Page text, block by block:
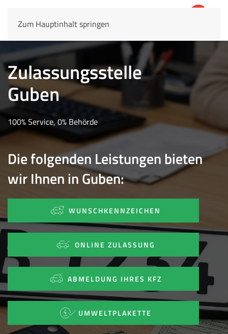
Zum Hauptinhalt springen
Zulassungsstelle
Guben
100% Service, 0% Behörde
Die folgenden Leistungen bieten
wir Ihnen in Guben:
WUNSCHKENNZEICHEN
ONLINE ZULASSUNG
ABMELDUNG IHRES KFZ
UMWELTPLAKETTE